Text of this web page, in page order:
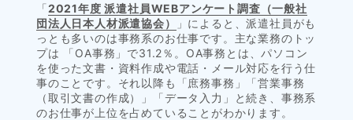
「2021年度 派遣社員WEBアンケート調査（一般社
団法人日本人材派遣協会）
」によると、派遣社員がも
っとも多いのは事務系のお仕事です。主な業務のトッ
プは 「OA事務」で31.2％。OA事務とは、パソコン
を使った文書・資料作成や電話・メール対応を行う仕
事のことです。それ以降も「庶務事務」「営業事務
（取引文書の作成）」「データ入力」と続き、事務系
のお仕事が上位を占めていることがわかります。